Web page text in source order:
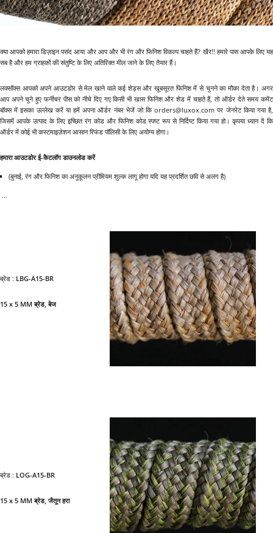
क्या आपको हमारा डिज़ाइन पसंद आया और आप और भी रंग और फिनिश विकल्प चाहते हैं? खैर!! हमारे पास आपके लिए यह
सब है और हम ग्राहकों की संतुष्टि के लिए अतिरिक्त मील जाने के लिए तैयार हैं।
लक्सॉक्स आपको अपने आउटडोर से मेल खाने वाले कई शेड्स और खूबसूरत फिनिश में से चुनने का मौका देता है। अगर
आप अपने चुने हुए फर्नीचर पीस को नीचे दिए गए किसी भी खास फिनिश और शेड में चाहते हैं, तो ऑर्डर देते समय कमेंट
बॉक्स में इसका उल्लेख करें या हमें अपना ऑर्डर नंबर भेजें जो कि orders@luxox.com पर जेनरेट किया गया है,
जिसमें आपके उत्पाद के लिए इच्छित रंग कोड और फिनिश कोड स्पष्ट रूप से निर्दिष्ट किया गया हो। कृपया ध्यान दें कि
ऑर्डर में कोई भी कस्टमाइज़ेशन आसान रिफंड पॉलिसी के लिए अयोग्य होगा।
हमारा आउटडोर ई-कैटलॉग डाउनलोड करें
(बुनाई, रंग और फिनिश का अनुकूलन प्रीमियम शुल्क लागू होगा यदि यह प्रदर्शित छवि से अलग है)
​​​​​ ...
ब्रेड : LBG-A15-BR
15 x 5 MM ब्रेड, बेज
ब्रेड : LOG-A15-BR
15 x 5 MM ब्रेड, जैतून हरा